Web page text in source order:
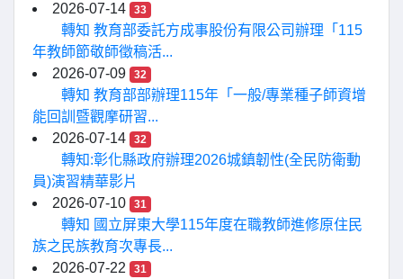
2026-07-14
33
轉知 教育部委託方成事股份有限公司辦理「115
年教師節敬師徵稿活...
2026-07-09
32
轉知 教育部部辦理115年「一般/專業種子師資增
能回訓暨觀摩研習...
2026-07-14
32
轉知:彰化縣政府辦理2026城鎮韌性(全民防衛動
員)演習精華影片
2026-07-10
31
轉知 國立屏東大學115年度在職教師進修原住民
族之民族教育次專長...
2026-07-22
31